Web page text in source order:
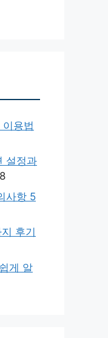
용법
설정과
사항 5
후기
게 알